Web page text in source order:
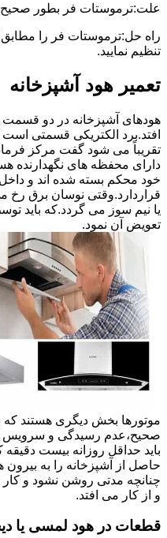
علت:ترموستات فر بطور صحیح
راه حل:ترموستات فر را
تنظیم نمایید.
تعمیر هود آشپزخانه
هودهای آشپزخانه در دو قسمت
افتد.برد الکتریکی قسمتی است
تقریباً می شود گفت مرکز
دارای محفظه های نگهدارنده
خود محکم بسته شده اند و
قراردارد.وقتی نوسان برق رخ
یا نیم سوز می گردد.که باید
تعویض آن نمود.
موتورها بخش دیگری هستند که
صحیح،عدم رسیدگی و سرویس
باید حداقل روزانه بیست دقیقه
حاصل از آشپزخانه را به بیرون
چنانچه مدتی روشن نشود و
و از کار می افتد.
قطعات در هود لمسی یا